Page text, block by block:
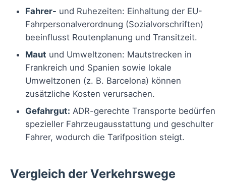
Fahrer- und Ruhezeiten: Einhaltung der EU-
Fahrpersonalverordnung (Sozialvorschriften)
beeinflusst Routenplanung und Transitzeit.
Maut und Umweltzonen: Mautstrecken in
Frankreich und Spanien sowie lokale
Umweltzonen (z. B. Barcelona) können
zusätzliche Kosten verursachen.
Gefahrgut: ADR-gerechte Transporte bedürfen
spezieller Fahrzeugausstattung und geschulter
Fahrer, wodurch die Tarifposition steigt.
Vergleich der Verkehrswege